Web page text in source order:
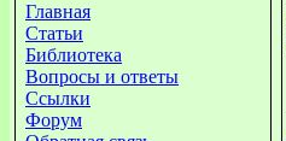
Главная
Статьи
Библиотека
Вопросы и ответы
Ссылки
Форум